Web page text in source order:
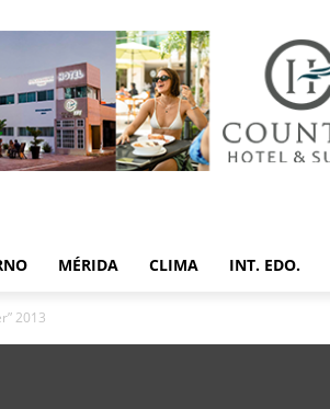
MÉRIDA CLIMA INT. EDO.
2013